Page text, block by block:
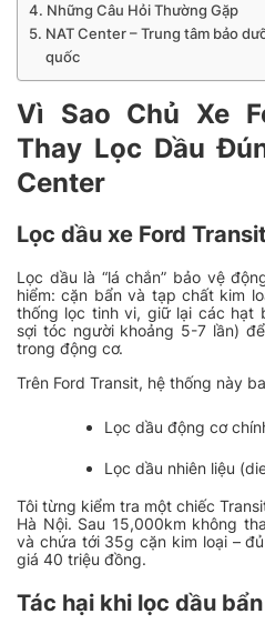
Những Câu Hỏi Thường Gặp
NAT Center – Trung tâm bảo
quốc
Vì Sao Chủ Xe
Thay Lọc Dầu
Center
Lọc dầu xe Ford
Lọc dầu là “lá chắn” bảo vệ
hiểm: cặn bẩn và tạp chất kim
thống lọc tinh vi, giữ lại các hạt
sợi tóc người khoảng 5-7 lần)
trong động cơ.
Trên Ford Transit, hệ thống này
Lọc dầu động cơ
Lọc dầu nhiên liệu
Tôi từng kiểm tra một chiếc
Hà Nội. Sau 15,000km không
và chứa tới 35g cặn kim loại –
giá 40 triệu đồng.
Tác hại khi lọc dầu